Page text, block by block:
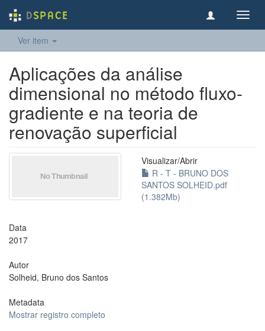
Ver item
Aplicações da análise
dimensional no método fluxo-
gradiente e na teoria de
renovação superficial
Visualizar/Abrir
R - T - BRUNO DOS
SANTOS SOLHEID.pdf
(1.382Mb)
Data
2017
Autor
Solheid, Bruno dos Santos
Metadata
Mostrar registro completo